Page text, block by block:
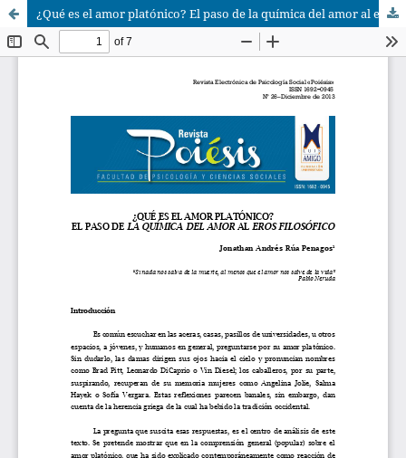
¿Qué es el amor platónico? El paso de la química del amor al eros filosófico